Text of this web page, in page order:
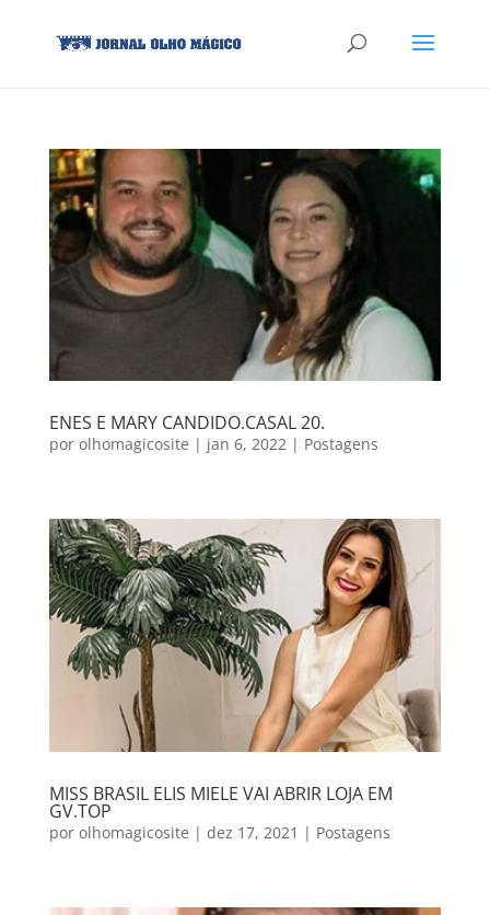
ENES E MARY CANDIDO.CASAL 20.
por olhomagicosite | jan 6, 2022| Postagens
MISS BRASIL ELIS MIELE VAI ABRIR LOJA EM
GV.TOP
por olhomagicosite | dez 17, 2021 | Postagens